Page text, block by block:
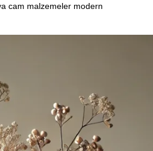
cam malzemeler modern